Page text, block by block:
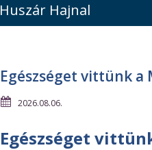
Hajnal
Egészséget vittünk a
2026.08.06.
Egészséget